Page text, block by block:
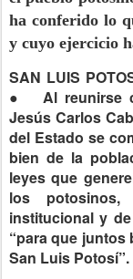
ha conferido lo
y cuyo ejercicio
SAN LUIS
●Al reunirse
Jesús Carlos
del Estado se
bien de la
leyes que
los
institucional y
“para que juntos
San Luis Potosí”.